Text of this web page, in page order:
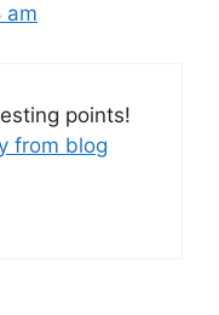
am
points!
from blog